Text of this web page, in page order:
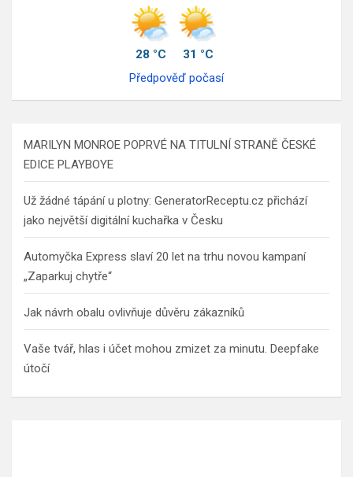
28 °C
31 °C
Předpověď počasí
MARILYN MONROE POPRVÉ NA TITULNÍ STRANĚ ČESKÉ
EDICE PLAYBOYE
Už žádné tápání u plotny: GeneratorReceptu.cz přichází
jako největší digitální kuchařka v Česku
Automyčka Express slaví 20 let na trhu novou kampaní
„Zaparkuj chytře“
Jak návrh obalu ovlivňuje důvěru zákazníků
Vaše tvář, hlas i účet mohou zmizet za minutu. Deepfake
útočí